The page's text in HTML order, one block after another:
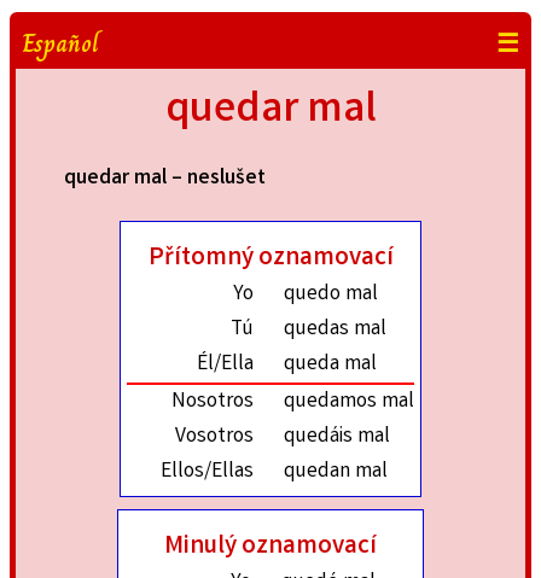
Español ☰
quedar mal
quedar mal – neslušet
Přítomný oznamovací
Yo
quedo mal
Tú
quedas mal
Él/Ella
queda mal
Nosotros
quedamos mal
Vosotros
quedáis mal
Ellos/Ellas
quedan mal
Minulý oznamovací